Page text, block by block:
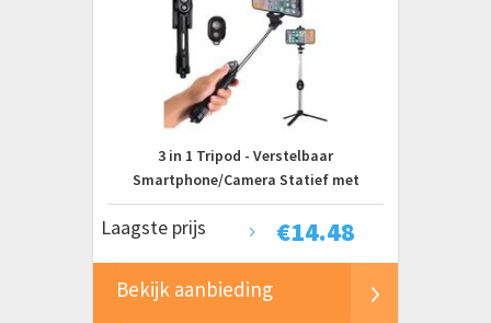
3 in 1 Tripod - Verstelbaar
Smartphone/Camera Statief met
Afstandsbediening - Driepoot Universeel
Draadloze Selfiestick Zwart Telefoon
€14.48
Laagste prijs
Bekijk aanbieding